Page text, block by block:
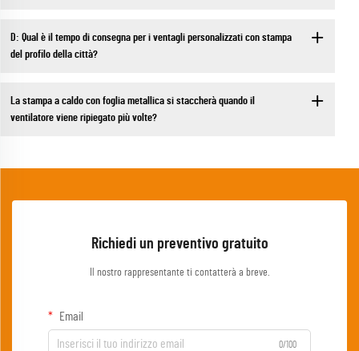
D: Qual è il tempo di consegna per i ventagli personalizzati con stampa
del profilo della città?
La stampa a caldo con foglia metallica si staccherà quando il
ventilatore viene ripiegato più volte?
Richiedi un preventivo gratuito
Il nostro rappresentante ti contatterà a breve.
Email
0/100